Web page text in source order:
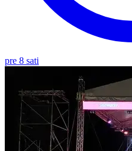
pre 8 sati